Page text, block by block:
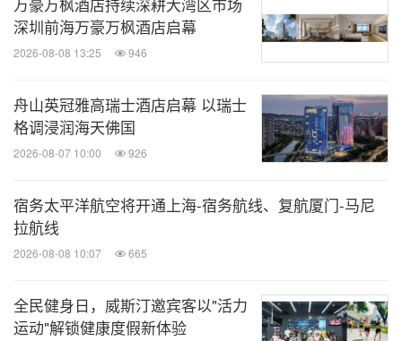
业、OTA(在线旅游)、航空公司、飞机制造、
酒店行业最新动态。扫描二维码，立即订
关键词：旅馆与度假村
旅游业
深圳前海万豪万枫酒店启幕
2026-08-08 13:25 946
舟山英冠雅高瑞士酒店启幕 以瑞士
格调浸润海天佛国
2026-08-07 10:00 926
宿务太平洋航空将开通上海-宿务航线、复航厦门-马尼
拉航线
2026-08-08 10:07 665
全民健身日，威斯汀邀宾客以"活力
运动"解锁健康度假新体验